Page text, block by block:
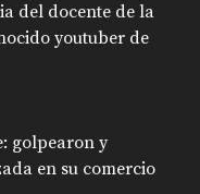
del docente de la
youtuber de
golpearon y
en su comercio